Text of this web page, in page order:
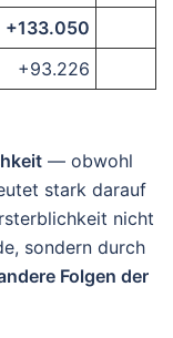
+133.050
+93.226
— obwohl
stark darauf
nicht
sondern durch
Folgen der